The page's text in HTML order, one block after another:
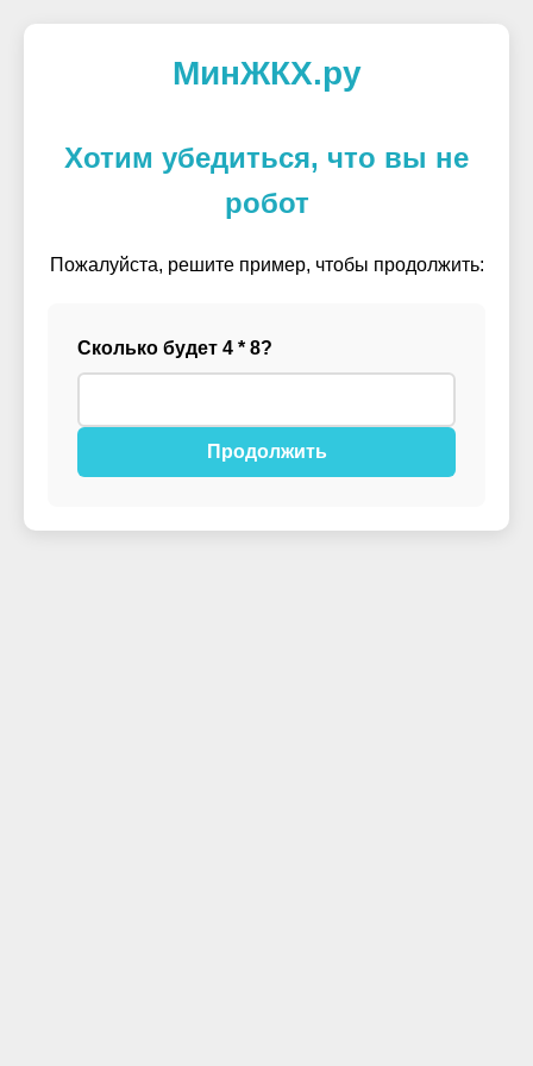
МинЖКХ.ру
Хотим убедиться, что вы не
робот
Пожалуйста, решите пример, чтобы продолжить:
Сколько будет 4 * 8?
Продолжить